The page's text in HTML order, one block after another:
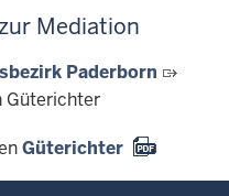
Mediation
Paderborn
Güterichter
Güterichter